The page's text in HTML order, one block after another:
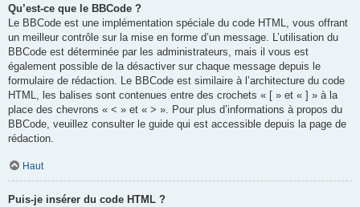
Qu’est-ce que le BBCode ?
Le BBCode est une implémentation spéciale du code HTML, vous offrant
un meilleur contrôle sur la mise en forme d’un message. L’utilisation du
BBCode est déterminée par les administrateurs, mais il vous est
également possible de la désactiver sur chaque message depuis le
formulaire de rédaction. Le BBCode est similaire à l’architecture du code
HTML, les balises sont contenues entre des crochets « [ » et « ] » à la
place des chevrons « < » et « > ». Pour plus d’informations à propos du
BBCode, veuillez consulter le guide qui est accessible depuis la page de
rédaction.
Haut
Puis-je insérer du code HTML ?